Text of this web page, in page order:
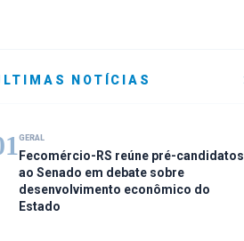
NOTÍCIAS
GERAL
Fecomércio-RS reúne pré-candidatos
ao Senado em debate sobre
desenvolvimento econômico do
Estado